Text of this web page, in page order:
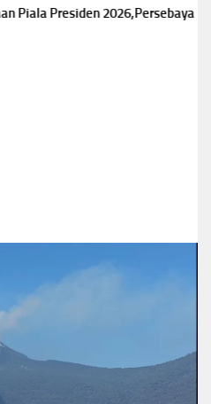
Presiden 2026,Persebaya